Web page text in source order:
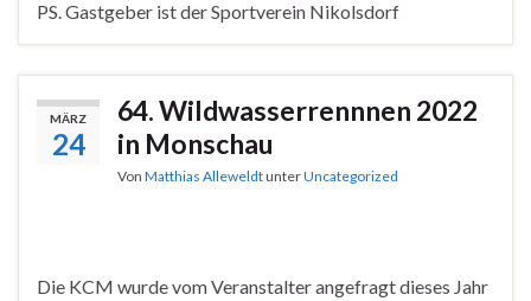
PS. Gastgeber ist der Sportverein Nikolsdorf
MÄRZ
24
64. Wildwasserrennnen 2022
in Monschau
Von Matthias AlleweldtunterUncategorized
Die KCM wurde vom Veranstalter angefragt dieses Jahr